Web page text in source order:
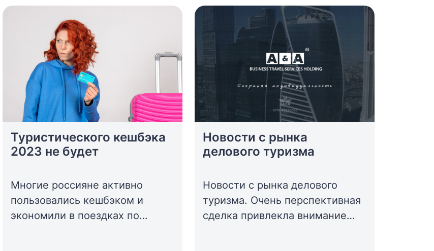
Туристического кешбэка
2023 не будет
Многие россияне активно
пользовались кешбэком и
экономили в поездках по
Новости с рынка
делового туризма
Новости с рынка делового
туризма. Очень перспективная
сделка привлекла внимание